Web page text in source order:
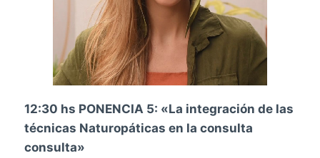
12:30 hs PONENCIA 5: «La integración de las
técnicas Naturopáticas en la consulta
consulta»